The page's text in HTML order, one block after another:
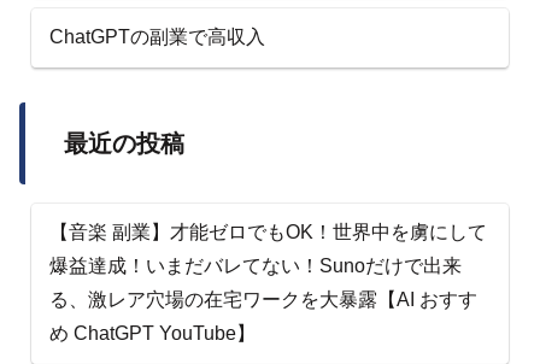
ChatGPTの副業で高収入
最近の投稿
【音楽 副業】才能ゼロでもOK！世界中を虜にして
爆益達成！いまだバレてない！Sunoだけで出来
る、激レア穴場の在宅ワークを大暴露【AI おすす
め ChatGPT YouTube】